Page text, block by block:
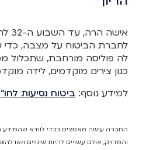
לחברת הביטוח על מצבה,
לה פוליסה מורחבת, שתכלול
כגון צירים מוקדמים, לידה
למידע נוסף: ביטוח נסיעות
החברה עושה מאמצים בכדי לוודא שהמידע
והמדויק, אולם עשויים להיות שינויים ו/או